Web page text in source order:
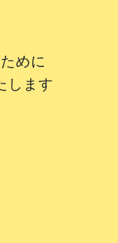
めに
します